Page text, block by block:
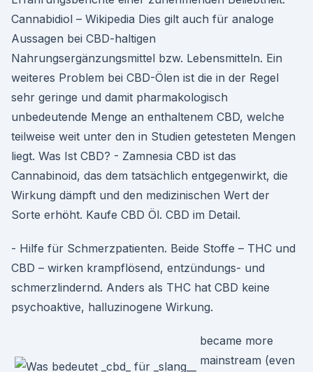
Cannabidiol – Wikipedia Dies gilt auch für analoge
Aussagen bei CBD-haltigen
Nahrungsergänzungsmittel bzw. Lebensmitteln. Ein
weiteres Problem bei CBD-Ölen ist die in der Regel
sehr geringe und damit pharmakologisch
unbedeutende Menge an enthaltenem CBD, welche
teilweise weit unter den in Studien getesteten Mengen
liegt. Was Ist CBD? - Zamnesia CBD ist das
Cannabinoid, das dem tatsächlich entgegenwirkt, die
Wirkung dämpft und den medizinischen Wert der
Sorte erhöht. Kaufe CBD Öl. CBD im Detail.
- Hilfe für Schmerzpatienten. Beide Stoffe – THC und
CBD – wirken krampflösend, entzündungs- und
schmerzlindernd. Anders als THC hat CBD keine
psychoaktive, halluzinogene Wirkung.
became more
mainstream (even